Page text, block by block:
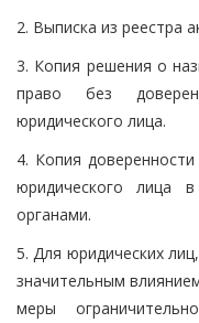
2. Выписка из реестра
3. Копия решения о
право без
юридического лица.
4. Копия
юридического лица
органами.
5. Для юридических
значительным
меры